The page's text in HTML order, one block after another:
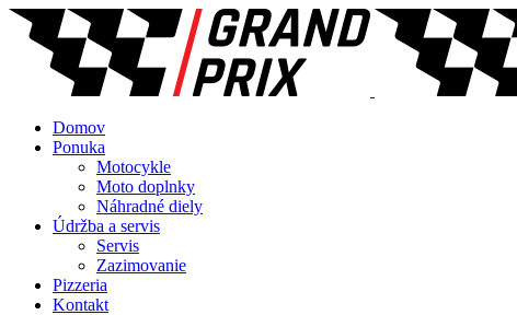
Domov
Ponuka
Motocykle
Moto doplnky
Náhradné diely
Údržba a servis
Servis
Zazimovanie
Pizzeria
Kontakt